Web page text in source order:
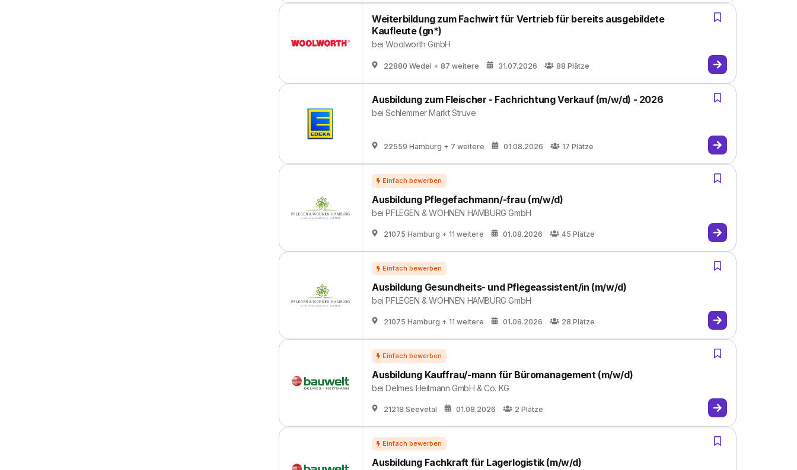
Weiterbildung zum Fachwirt für Vertrieb für bereits ausgebildete
Kaufleute (gn*)
beiWoolworth GmbH
22880 Wedel + 87 weitere 31.07.2026 88 Plätze
Ausbildung zum Fleischer - Fachrichtung Verkauf (m/w/d) - 2026
beiSchlemmer Markt Struve
22559 Hamburg + 7 weitere 01.08.2026 17 Plätze
Ausbildung Pflegefachmann/-frau (m/w/d)
beiPFLEGEN & WOHNEN HAMBURG GmbH
21075 Hamburg + 11 weitere 01.08.2026 45 Plätze
Ausbildung Gesundheits- und Pflegeassistent/in (m/w/d)
beiPFLEGEN & WOHNEN HAMBURG GmbH
21075 Hamburg + 11 weitere 01.08.2026 28 Plätze
Ausbildung Kauffrau/-mann für Büromanagement (m/w/d)
beiDelmes Heitmann GmbH & Co. KG
21218 Seevetal 01.08.2026 2 Plätze
Ausbildung Fachkraft für Lagerlogistik (m/w/d)